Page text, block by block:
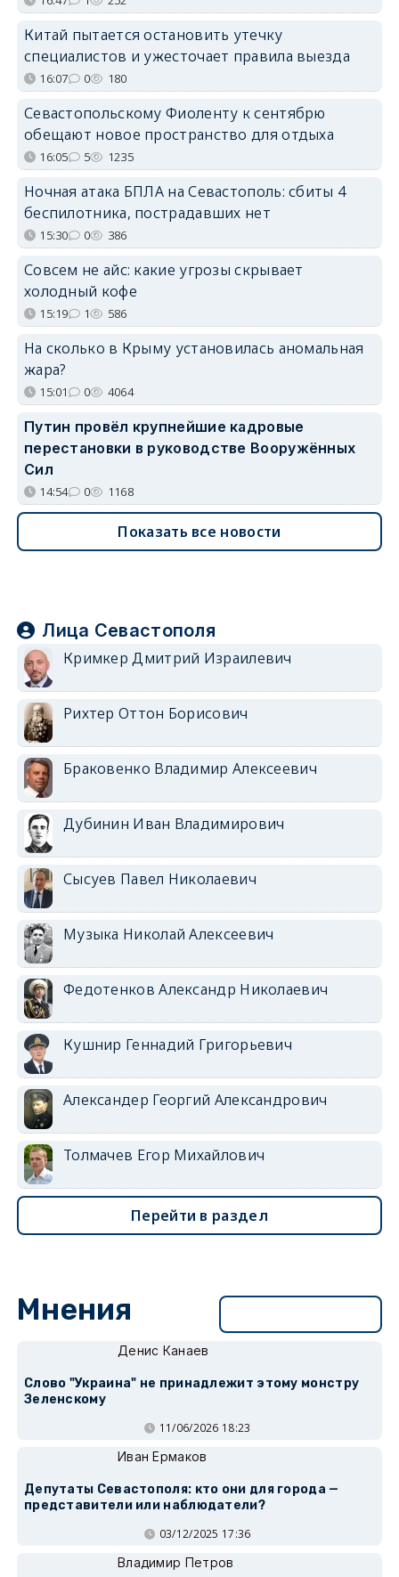
Китай пытается остановить утечку
специалистов и ужесточает правила выезда
16:07 0 180
Севастопольскому Фиоленту к сентябрю
обещают новое пространство для отдыха
16:05 5 1235
Ночная атака БПЛА на Севастополь: сбиты 4
беспилотника, пострадавших нет
15:30 0 386
Совсем не айс: какие угрозы скрывает
холодный кофе
15:19 1 586
На сколько в Крыму установилась аномальная
жара?
15:01 0 4064
Путин провёл крупнейшие кадровые
перестановки в руководстве Вооружённых
Сил
14:54 0 1168
Показать все новости
Лица Севастополя
Кримкер Дмитрий Израилевич
Рихтер Оттон Борисович
Браковенко Владимир Алексеевич
Дубинин Иван Владимирович
Сысуев Павел Николаевич
Музыка Николай Алексеевич
Федотенков Александр Николаевич
Кушнир Геннадий Григорьевич
Александер Георгий Александрович
Толмачев Егор Михайлович
Перейти в раздел
Мнения
Денис Канаев
Слово "Украина" не принадлежит этому монстру
Зеленскому
11/06/2026 18:23
Иван Ермаков
Депутаты Севастополя: кто они для города —
представители или наблюдатели?
03/12/2025 17:36
Владимир Петров